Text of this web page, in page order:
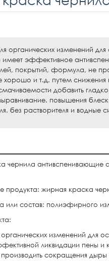
органических изменений
имеет эффективное
покрытий, формула, не
хорошо и т.д. путем
добавить
повышения
без растворителя и водные
чернила антивспенивающие
продукта: жирная краска
или состав: полиэфирного
органических изменений для
ликвидации пены и
сокращения дыры